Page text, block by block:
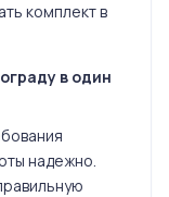
комплект в
в один
надежно.